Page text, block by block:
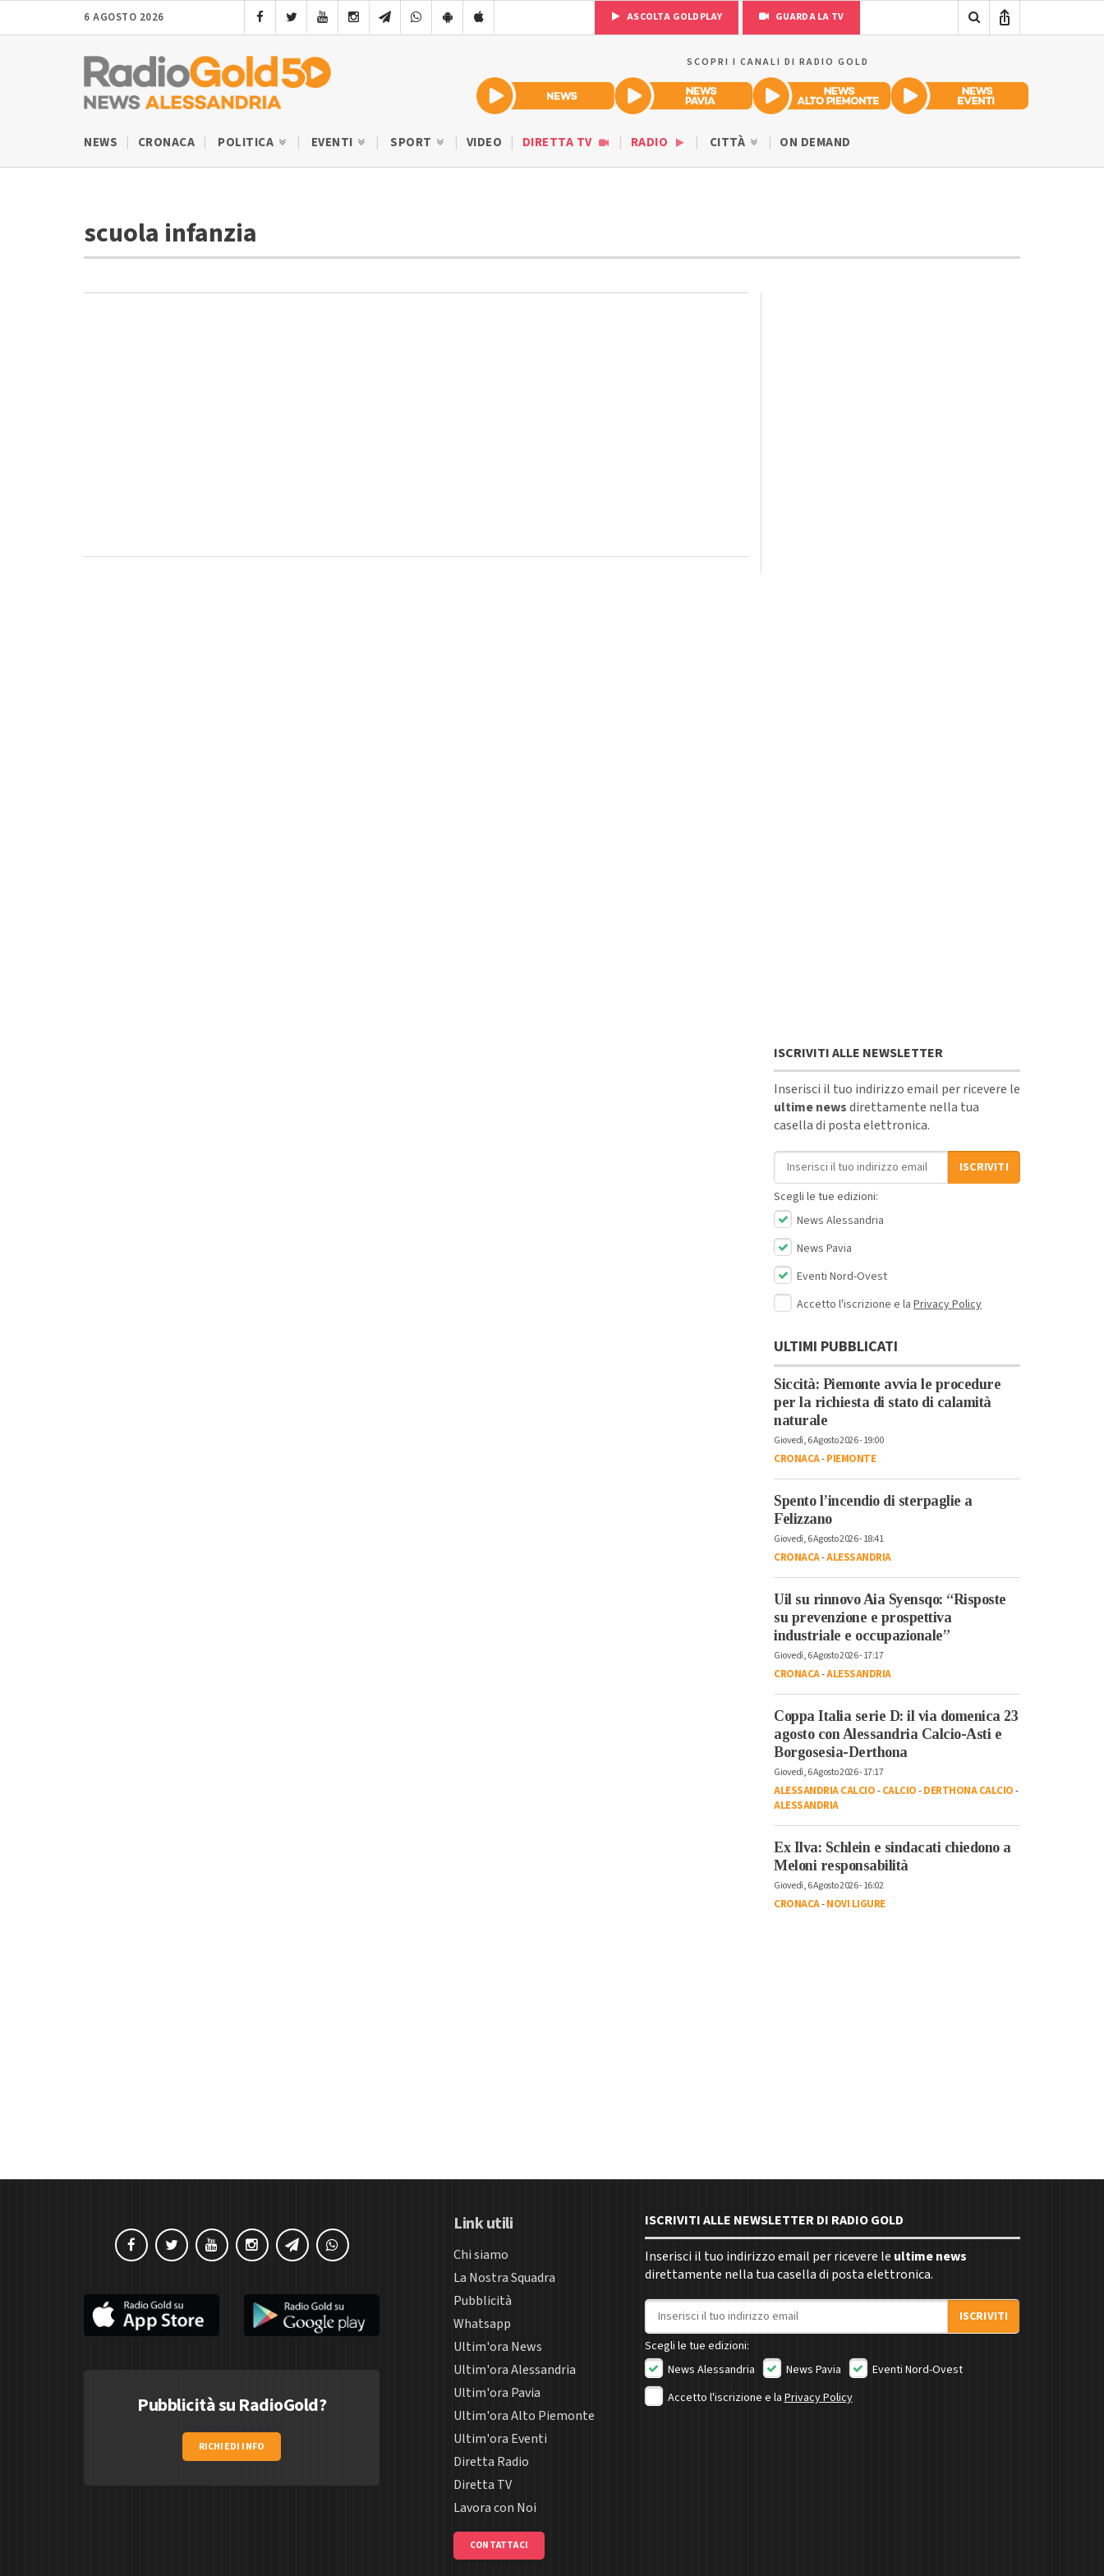
6 AGOSTO 2026 ASCOLTA GOLDPLAY GUARDA LA TV
SCOPRI I CANALI DI RADIO GOLD
NEWS CRONACA POLITICA EVENTI SPORT VIDEO DIRETTA TV RADIO CITTÀ ON DEMAND
scuola infanzia
ISCRIVITI ALLE NEWSLETTER
Inserisci il tuo indirizzo email per ricevere le
ultime newsdirettamente nella tua
casella di posta elettronica.
Indirizzo email
ISCRIVITI
Scegli le tue edizioni:
News Alessandria
News Pavia
Eventi Nord-Ovest
Accetto l'iscrizione e la Privacy Policy
ULTIMI PUBBLICATI
Siccità: Piemonte avvia le procedure
per la richiesta di stato di calamità
naturale
Giovedì, 6 Agosto 2026 - 19:00
CRONACA-PIEMONTE
Spento l’incendio di sterpaglie a
Felizzano
Giovedì, 6 Agosto 2026 - 18:41
CRONACA-ALESSANDRIA
Uil su rinnovo Aia Syensqo: “Risposte
su prevenzione e prospettiva
industriale e occupazionale”
Giovedì, 6 Agosto 2026 - 17:17
CRONACA-ALESSANDRIA
Coppa Italia serie D: il via domenica 23
agosto con Alessandria Calcio-Asti e
Borgosesia-Derthona
Giovedì, 6 Agosto 2026 - 17:17
ALESSANDRIA CALCIO-CALCIO-DERTHONA CALCIO-
ALESSANDRIA
Ex Ilva: Schlein e sindacati chiedono a
Meloni responsabilità
Giovedì, 6 Agosto 2026 - 16:02
CRONACA-NOVI LIGURE
Pubblicità su RadioGold?
RICHIEDI INFO
Link utili
Chi siamo
La Nostra Squadra
Pubblicità
Whatsapp
Ultim'ora News
Ultim'ora Alessandria
Ultim'ora Pavia
Ultim'ora Alto Piemonte
Ultim'ora Eventi
Diretta Radio
Diretta TV
Lavora con Noi
CONTATTACI
ISCRIVITI ALLE NEWSLETTER DI RADIO GOLD
Inserisci il tuo indirizzo email per ricevere le ultime news
direttamente nella tua casella di posta elettronica.
Indirizzo email
ISCRIVITI
Scegli le tue edizioni:
News Alessandria
News Pavia
Eventi Nord-Ovest
Accetto l'iscrizione e la Privacy Policy